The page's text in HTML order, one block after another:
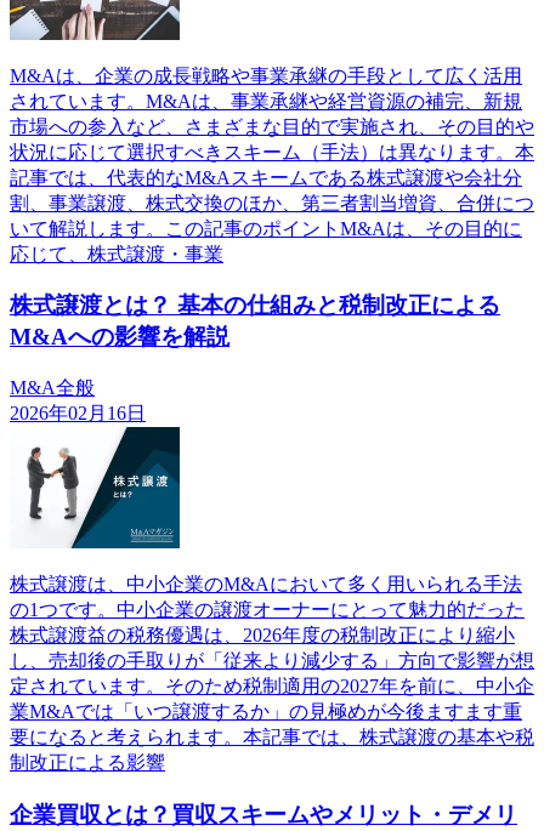
M&Aは、企業の成長戦略や事業承継の手段として広く活用
されています。M&Aは、事業承継や経営資源の補完、新規
市場への参入など、さまざまな目的で実施され、その目的や
状況に応じて選択すべきスキーム（手法）は異なります。本
記事では、代表的なM&Aスキームである株式譲渡や会社分
割、事業譲渡、株式交換のほか、第三者割当増資、合併につ
いて解説します。この記事のポイントM&Aは、その目的に
応じて、株式譲渡・事業
株式譲渡とは？ 基本の仕組みと税制改正による
M&Aへの影響を解説
M&A全般
2026年02月16日
株式譲渡は、中小企業のM&Aにおいて多く用いられる手法
の1つです。中小企業の譲渡オーナーにとって魅力的だった
株式譲渡益の税務優遇は、2026年度の税制改正により縮小
し、売却後の手取りが「従来より減少する」方向で影響が想
定されています。そのため税制適用の2027年を前に、中小企
業M&Aでは「いつ譲渡するか」の見極めが今後ますます重
要になると考えられます。本記事では、株式譲渡の基本や税
制改正による影響
企業買収とは？買収スキームやメリット・デメリ